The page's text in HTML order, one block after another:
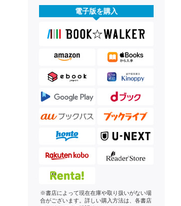
電子版を購入
※書店によって現在在庫や取り扱いがない場
合がございます。詳しい購入方法は、各書店